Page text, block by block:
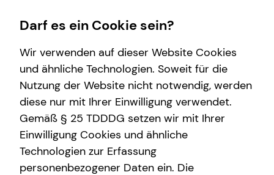
Wissenswertes
Über tecis
Darf es ein Cookie sein?
Wir verwenden auf dieser Website Cookies
und ähnliche Technologien. Soweit für die
Nutzung der Website nicht notwendig, werden
diese nur mit Ihrer Einwilligung verwendet.
Gemäß § 25 TDDDG setzen wir mit Ihrer
Einwilligung Cookies und ähnliche
Technologien zur Erfassung
personenbezogener Daten ein. Die